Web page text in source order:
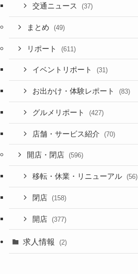
交通ニュース (37)
まとめ (49)
リポート (611)
イベントリポート (31)
お出かけ・体験レポート (83)
グルメリポート (427)
店舗・サービス紹介 (70)
開店・閉店 (596)
移転・休業・リニューアル (56)
閉店 (158)
開店 (377)
求人情報 (2)